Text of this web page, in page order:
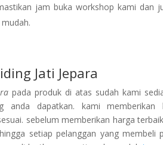
jam buka workshop kami dan
Jati Jepara
pada produk di atas sudah kami
anda dapatkan. kami
sebelum memberikan harga
setiap pelanggan yang membeli